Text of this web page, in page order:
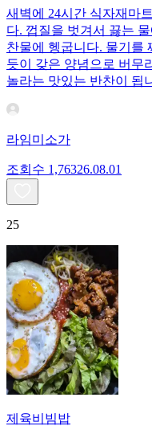
새벽에 24시간 식자재마
다. 껍질을 벗겨서 끓는
찬물에 헹굽니다. 물기를
듯이 갖은 양념으로 버무
놀라는 맛있는 반찬이 됩
라임미소가
조회수 1,76326.08.01
25
제육비빔밥